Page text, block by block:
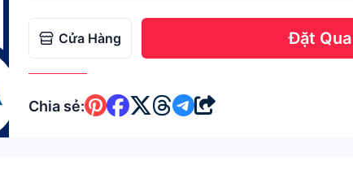
Cửa Hàng Đặt
Chia sẻ: